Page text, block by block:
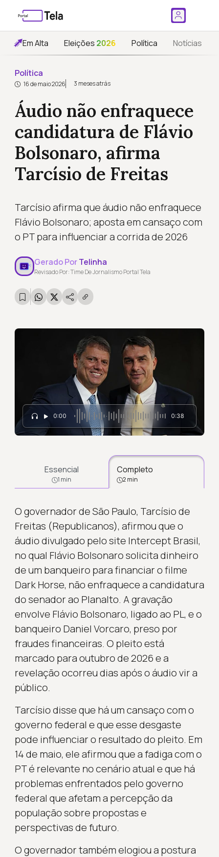
Em Alta Eleições 2026 Política Notícias
Política
16 de maio 2026 3 meses atrás
Áudio não enfraquece
candidatura de Flávio
Bolsonaro, afirma
Tarcísio de Freitas
Tarcísio afirma que áudio não enfraquece
Flávio Bolsonaro; aposta em cansaço com
o PT para influenciar a corrida de 2026
Gerado PorTelinha
Revisado Por: Time De Jornalismo Portal Tela
0:00 0:38
Essencial
1 min
Completo
2 min
O governador de São Paulo, Tarcísio de
Freitas (Republicanos), afirmou que o
áudio divulgado pelo site Intercept Brasil,
no qual Flávio Bolsonaro solicita dinheiro
de um banqueiro para financiar o filme
Dark Horse, não enfraquece a candidatura
do senador ao Planalto. A gravação
envolve Flávio Bolsonaro, ligado ao PL, e o
banqueiro Daniel Vorcaro, preso por
fraudes financeiras. O pleito está
marcado para outubro de 2026 e a
revelação ocorreu dias após o áudio vir a
público.
Tarcísio disse que há um cansaço com o
governo federal e que esse desgaste
pode influenciar o resultado do pleito. Em
14 de maio, ele afirmou que a fadiga com o
PT é relevante no cenário atual e que há
problemas enfrentados pelo governo
federal que afetam a percepção da
população sobre propostas e
perspectivas de futuro.
O governador também elogiou a postura